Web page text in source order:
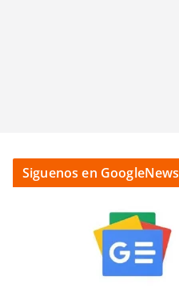
Siguenos en GoogleNews